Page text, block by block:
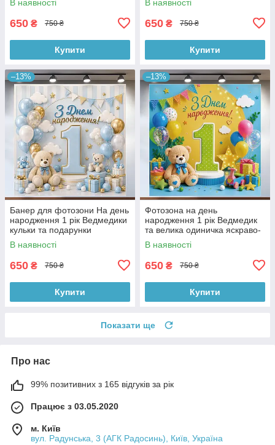
В наявності
650 ₴ 750 ₴
Купити
№43249
В наявності
650 ₴ 750 ₴
Купити
–13%
Банер для фотозони На день
народження 1 рік Ведмедики
кульки та подарунки
блакитно-золотий 120x120
см, №43266
В наявності
650 ₴ 750 ₴
Купити
–13%
Фотозона на день
народження 1 рік Ведмедик
та велика одиничка яскраво-
жовтий 120x120 см, №43264
В наявності
650 ₴ 750 ₴
Купити
Показати ще
Про нас
99% позитивних з 165 відгуків за рік
Працює з 03.05.2020
м. Київ
вул. Радунська, 3 (АГК Радосинь), Київ, Україна